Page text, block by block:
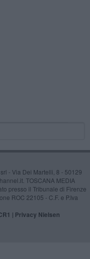
- Via Dei Martelli, 8 - 50129
TOSCANA MEDIA
presso il Tribunale di Firenze
ROC 22105 - C.F. e P.Iva
| Privacy Nielsen